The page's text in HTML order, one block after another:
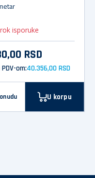
isporuke
RSD
om:40.356,00 RSD
U korpu